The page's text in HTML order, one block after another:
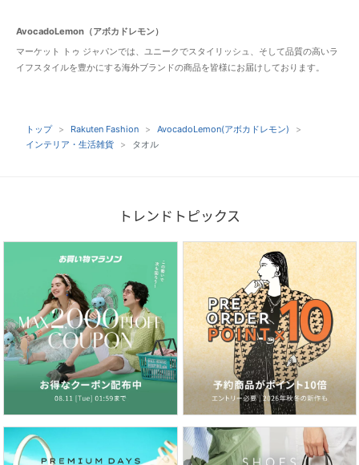
AvocadoLemon（アボカドレモン）
マーケット トゥ ジャパンでは、ユニークでスタイリッシュ、そして品質の高いラ
イフスタイルを豊かにする海外ブランドの商品を皆様にお届けしております。
トップ Rakuten Fashion
AvocadoLemon(アボカドレモン)
インテリア・生活雑貨
タオル
トレンドトピックス